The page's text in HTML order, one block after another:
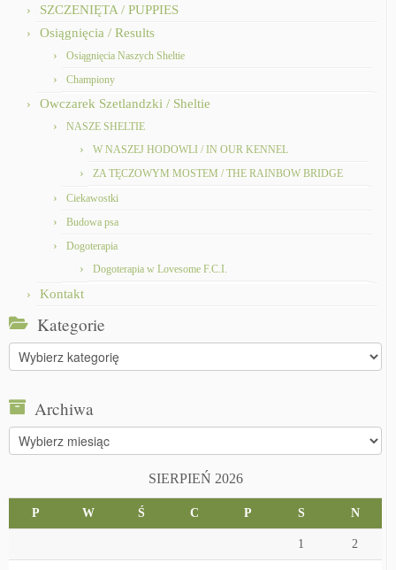
SZCZENIĘTA / PUPPIES
Osiągnięcia / Results
Osiągnięcia Naszych Sheltie
Championy
Owczarek Szetlandzki / Sheltie
NASZE SHELTIE
W NASZEJ HODOWLI / IN OUR KENNEL
ZA TĘCZOWYM MOSTEM / THE RAINBOW BRIDGE
Ciekawostki
Budowa psa
Dogoterapia
Dogoterapia w Lovesome F.C.I.
Kontakt
Kategorie
Kategorie
Archiwa
Archiwa
SIERPIEŃ 2026
P W Ś C P S N
1 2